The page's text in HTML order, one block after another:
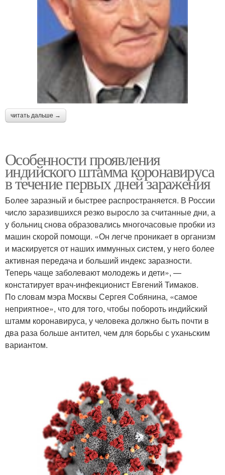
читать дальше →
Особенности проявления
индийского штамма коронавируса
в течение первых дней заражения
Более заразный и быстрее распространяется. В России
число заразившихся резко выросло за считанные дни, а
у больниц снова образовались многочасовые пробки из
машин скорой помощи. «Он легче проникает в организм
и маскируется от наших иммунных систем, у него более
активная передача и больший индекс заразности.
Теперь чаще заболевают молодежь и дети», —
констатирует врач-инфекционист Евгений Тимаков.
По словам мэра Москвы Сергея Собянина, «самое
неприятное», что для того, чтобы побороть индийский
штамм коронавируса, у человека должно быть почти в
два раза больше антител, чем для борьбы с уханьским
вариантом.